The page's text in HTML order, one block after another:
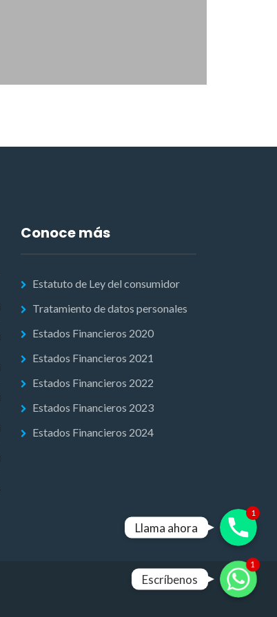
Conoce más
Estatuto de Ley del consumidor
Tratamiento de datos personales
Estados Financieros 2020
Estados Financieros 2021
Estados Financieros 2022
Estados Financieros 2023
Estados Financieros 2024
WhatsApp
1
Escríbenos
Phone 1
Llama ahora